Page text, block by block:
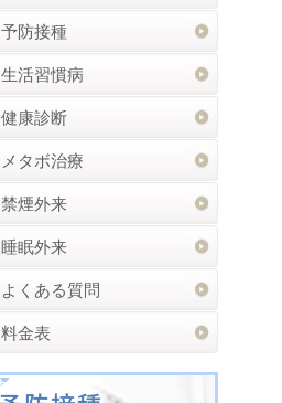
予防接種
生活習慣病
健康診断
メタボ治療
禁煙外来
睡眠外来
よくある質問
料金表